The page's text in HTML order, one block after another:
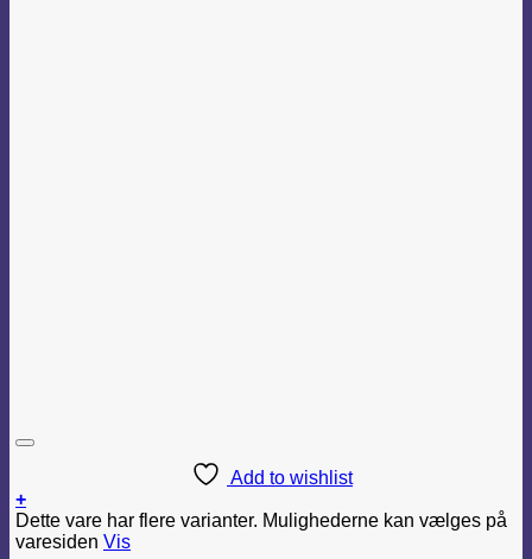
Add to wishlist
+
Dette vare har flere varianter. Mulighederne kan vælges på
varesiden Vis